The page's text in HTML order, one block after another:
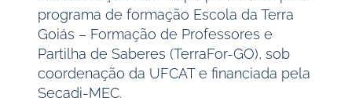
programa de formação Escola da Terra
Goiás – Formação de Professores e
Partilha de Saberes (TerraFor-GO), sob
coordenação da UFCAT e financiada pela
Secadi-MEC.